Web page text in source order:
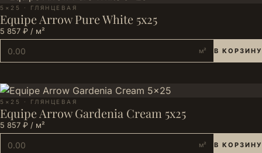
5×25 · ГЛЯНЦЕВАЯ
Equipe Arrow Pure White 5x25
5 857 ₽ / м²
м² В КОРЗИНУ
5×25 · ГЛЯНЦЕВАЯ
Equipe Arrow Gardenia Cream 5x25
5 857 ₽ / м²
м² В КОРЗИНУ